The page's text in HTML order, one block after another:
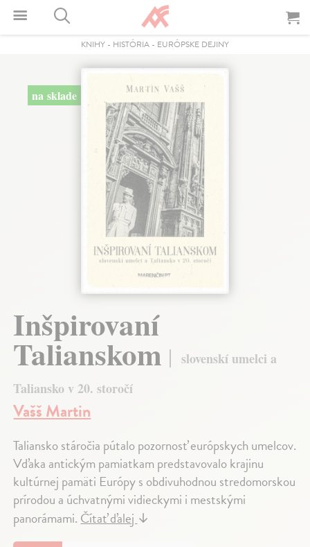
KNIHY - HISTÓRIA - EURÓPSKE DEJINY
na sklade
Inšpirovaní
Talianskom
slovenskí umelci a
Taliansko v 20. storočí
Vašš Martin
Taliansko stáročia pútalo pozornosť európskych umelcov.
Vďaka antickým pamiatkam predstavovalo krajinu
kultúrnej pamäti Európy s obdivuhodnou stredomorskou
prírodou a úchvatnými vidieckymi i mestskými
panorámami.Čítať ďalej↓